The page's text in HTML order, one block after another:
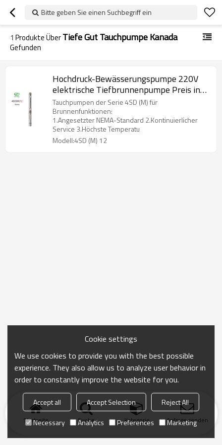
Bitte geben Sie einen Suchbegriff ein
1 Produkte ÜberTiefe Gut Tauchpumpe Kanada
Gefunden
Hochdruck-Bewässerungspumpe 220V
elektrische Tiefbrunnenpumpe Preis in
Afrika
Tauchpumpen der Serie 4SD (M) für
Brunnenfunktionen:
1.Angesetzter NEMA-Standard 2.Kontinuierlicher
Service 3.Höchste Temperatu
Modell:4SD (M) 12
Startseite Suche Kategorie Anfrage senden
Cookie settings
We use cookies to provide you with the best possible
experience. They also allow us to analyze user behavior in
order to constantly improve the website for you.
Accept all Accept Selection
Reject All
Necessary
Analytics Preferences Marketing